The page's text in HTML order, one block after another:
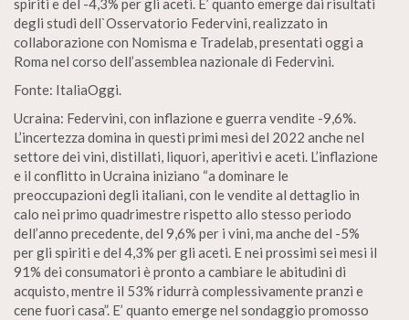
spiriti e del -4,3% per gli aceti. E’ quanto emerge dai risultati
degli studi dell`Osservatorio Federvini, realizzato in
collaborazione con Nomisma e Tradelab, presentati oggi a
Roma nel corso dell’assemblea nazionale di Federvini.
Fonte: ItaliaOggi.
Ucraina: Federvini, con inflazione e guerra vendite -9,6%.
L’incertezza domina in questi primi mesi del 2022 anche nel
settore dei vini, distillati, liquori, aperitivi e aceti. L’inflazione
e il conflitto in Ucraina iniziano “a dominare le
preoccupazioni degli italiani, con le vendite al dettaglio in
calo nei primo quadrimestre rispetto allo stesso periodo
dell’anno precedente, del 9,6% per i vini, ma anche del -5%
per gli spiriti e del 4,3% per gli aceti. E nei prossimi sei mesi il
91% dei consumatori è pronto a cambiare le abitudini di
acquisto, mentre il 53% ridurrà complessivamente pranzi e
cene fuori casa”. E’ quanto emerge nel sondaggio promosso